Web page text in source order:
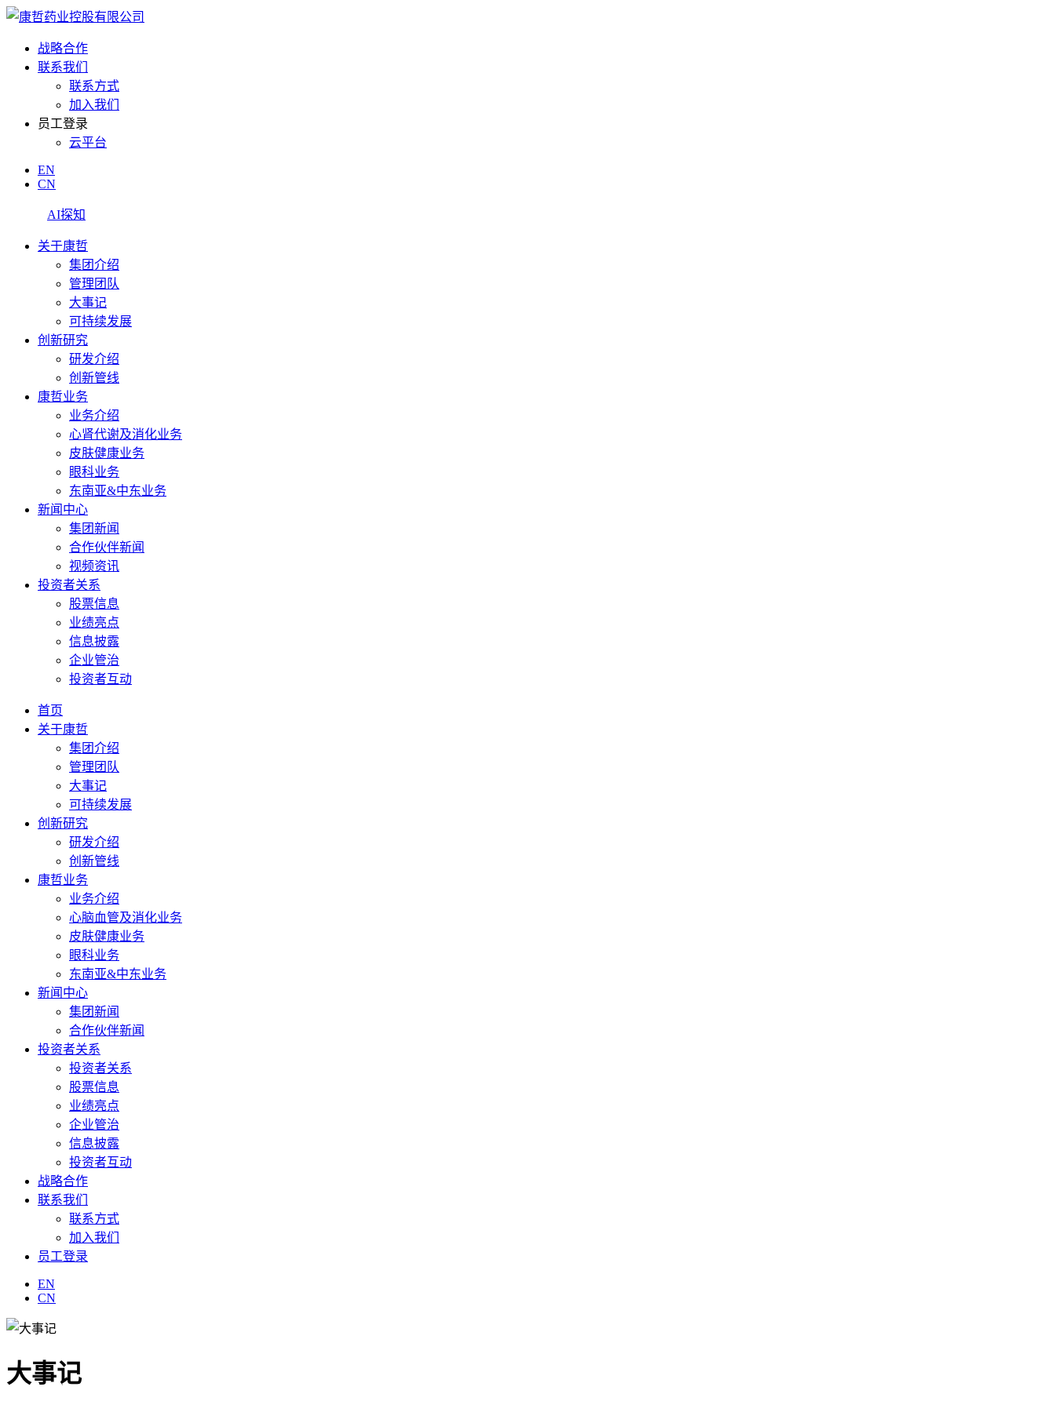
战略合作
联系我们
联系方式
加入我们
员工登录
云平台
EN
CN
AI探知
关于康哲
集团介绍
管理团队
大事记
可持续发展
创新研究
研发介绍
创新管线
康哲业务
业务介绍
心肾代谢及消化业务
皮肤健康业务
眼科业务
东南亚&中东业务
新闻中心
集团新闻
合作伙伴新闻
视频资讯
投资者关系
股票信息
业绩亮点
信息披露
企业管治
投资者互动
首页
关于康哲
集团介绍
管理团队
大事记
可持续发展
创新研究
研发介绍
创新管线
康哲业务
业务介绍
心脑血管及消化业务
皮肤健康业务
眼科业务
东南亚&中东业务
新闻中心
集团新闻
合作伙伴新闻
投资者关系
投资者关系
股票信息
业绩亮点
企业管治
信息披露
投资者互动
战略合作
联系我们
联系方式
加入我们
员工登录
EN
CN
大事记